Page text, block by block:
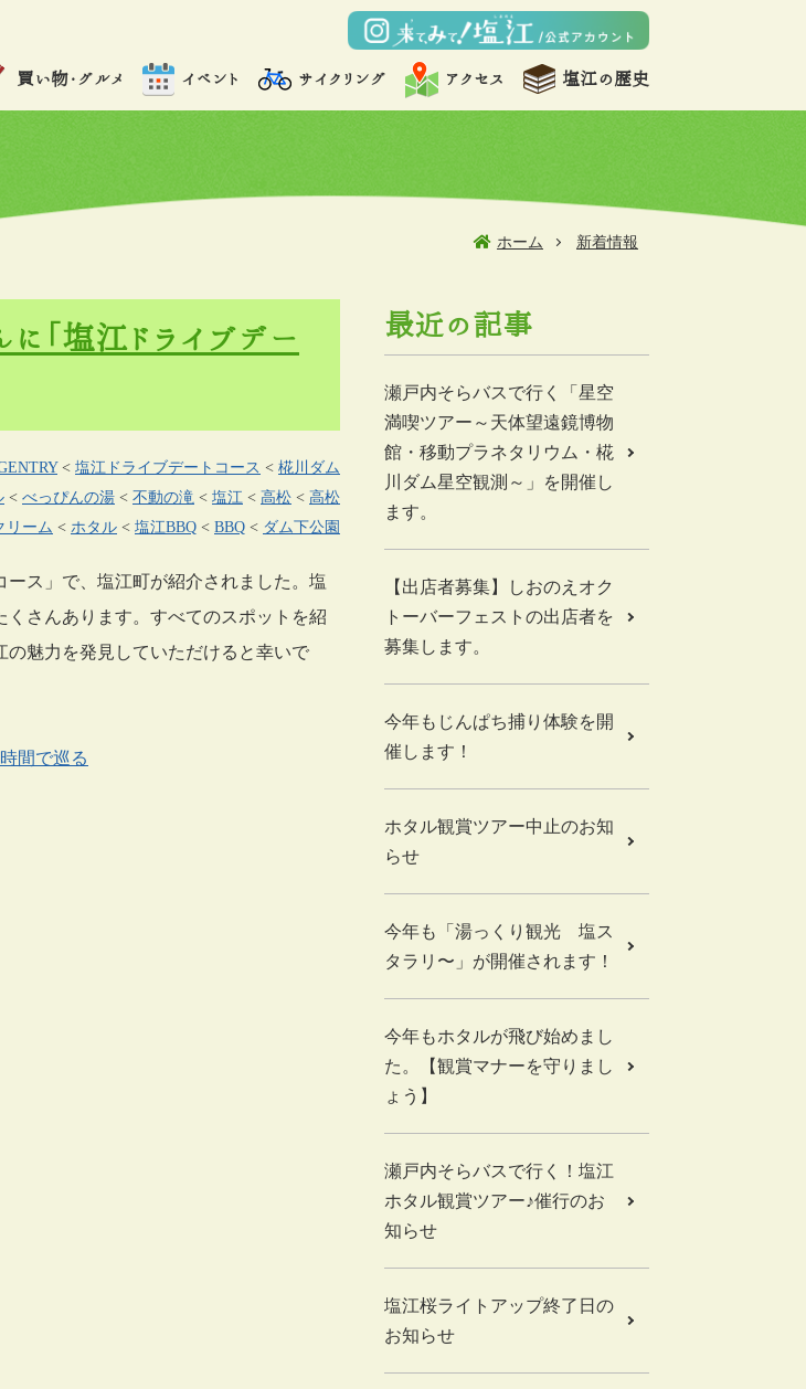
買い物・グルメ イベント サイクリング アクセス 塩江の歴史
ホーム 新着情報
に「塩江ドライブデー
< 塩江ドライブデートコース < 椛川ダム
< べっぴんの湯 < 不動の滝 < 塩江 < 高松 < 高松
リーム < ホタル < 塩江BBQ < BBQ < ダム下公園
ス」で、塩江町が紹介されました。塩
さんあります。すべてのスポットを紹
魅力を発見していただけると幸いで
間で巡る
最近の記事
瀬戸内そらバスで行く「星空
満喫ツアー～天体望遠鏡博物
館・移動プラネタリウム・椛
川ダム星空観測～」を開催し
ます。
【出店者募集】しおのえオク
トーバーフェストの出店者を
募集します。
今年もじんぱち捕り体験を開
催します！
ホタル観賞ツアー中止のお知
らせ
今年も「湯っくり観光 塩ス
タラリ〜」が開催されます！
今年もホタルが飛び始めまし
た。【観賞マナーを守りまし
ょう】
瀬戸内そらバスで行く！塩江
ホタル観賞ツアー♪催行のお
知らせ
塩江桜ライトアップ終了日の
お知らせ